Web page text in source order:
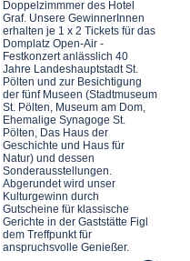
Doppelzimmmer des Hotel
Graf. Unsere GewinnerInnen
erhalten je 1 x 2 Tickets für das
Domplatz Open-Air -
Festkonzert anlässlich 40
Jahre Landeshauptstadt St.
Pölten und zur Besichtigung
der fünf Museen (Stadtmuseum
St. Pölten, Museum am Dom,
Ehemalige Synagoge St.
Pölten, Das Haus der
Geschichte und Haus für
Natur) und dessen
Sonderausstellungen.
Abgerundet wird unser
Kulturgewinn durch
Gutscheine für klassische
Gerichte in der Gaststätte Figl
dem Treffpunkt für
anspruchsvolle Genießer.